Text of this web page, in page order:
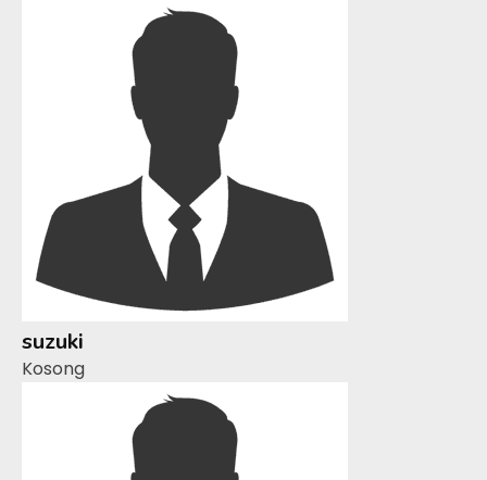
suzuki
Kosong